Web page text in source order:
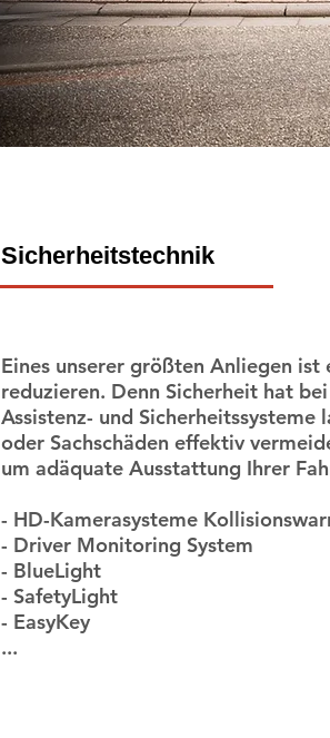
Sicherheitstechnik
Eines unserer größten Anliegen
reduzieren. Denn Sicherheit hat
Assistenz- und
oder Sachschäden effektiv
um adäquate Ausstattung Ihrer
- HD-Kamerasysteme
- Driver Monitoring System
- BlueLight
- SafetyLight
- EasyKey
...